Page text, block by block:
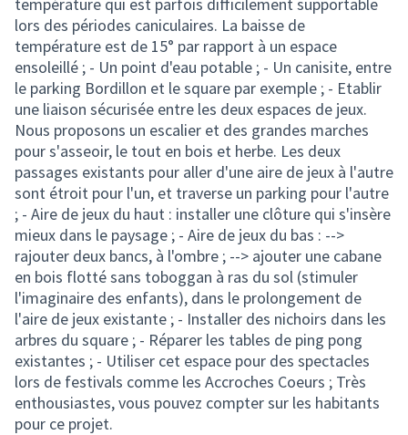
lors des périodes caniculaires. La baisse de
température est de 15° par rapport à un espace
ensoleillé ; - Un point d'eau potable ; - Un canisite, entre
le parking Bordillon et le square par exemple ; - Etablir
une liaison sécurisée entre les deux espaces de jeux.
Nous proposons un escalier et des grandes marches
pour s'asseoir, le tout en bois et herbe. Les deux
passages existants pour aller d'une aire de jeux à l'autre
sont étroit pour l'un, et traverse un parking pour l'autre
; - Aire de jeux du haut : installer une clôture qui s'insère
mieux dans le paysage ; - Aire de jeux du bas : -->
rajouter deux bancs, à l'ombre ; --> ajouter une cabane
en bois flotté sans toboggan à ras du sol (stimuler
l'imaginaire des enfants), dans le prolongement de
l'aire de jeux existante ; - Installer des nichoirs dans les
arbres du square ; - Réparer les tables de ping pong
existantes ; - Utiliser cet espace pour des spectacles
lors de festivals comme les Accroches Coeurs ; Très
enthousiastes, vous pouvez compter sur les habitants
pour ce projet.